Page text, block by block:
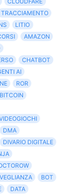
TRACCIAMENTO
LITIO
AMAZON
CHATBOT
AI
ROR
BITCOIN
DMA
DIVARIO DIGITALE
BOT
DATA